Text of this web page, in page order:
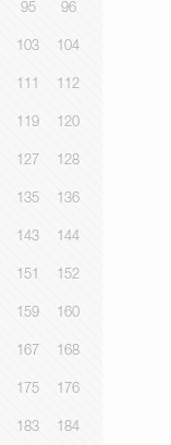
95 96
103 104
111 112
119 120
127 128
135 136
143 144
151 152
159 160
167 168
175 176
183 184